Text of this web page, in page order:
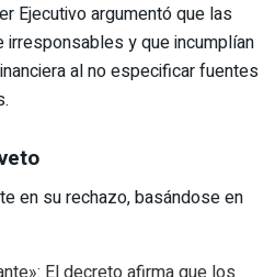
Ejecutivo argumentó que las
irresponsables y que incumplían
al no especificar fuentes
en su rechazo, basándose en